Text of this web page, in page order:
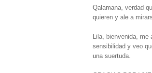
Qalamana, verdad
quieren y ale a
Lila, bienvenida,
sensibilidad y veo
una suertuda.